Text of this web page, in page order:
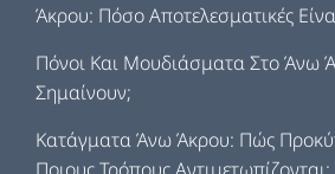
Άκρου: Πόσο Αποτελεσματικές
Πόνοι Και Μουδιάσματα Στο Άνω
Σημαίνουν;
Κατάγματα Άνω Άκρου: Πώς